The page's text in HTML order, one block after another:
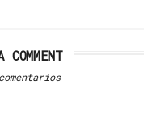
COMMENT